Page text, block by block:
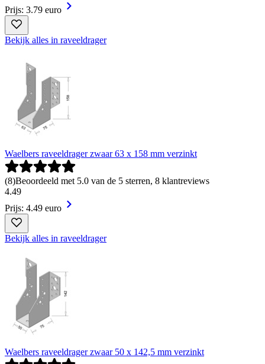
Prijs: 3.79 euro
Bekijk alles in raveeldrager
Waelbers raveeldrager zwaar 63 x 158 mm verzinkt
(8)Beoordeeld met 5.0 van de 5 sterren, 8 klantreviews
4.49
Prijs: 4.49 euro
Bekijk alles in raveeldrager
Waelbers raveeldrager zwaar 50 x 142,5 mm verzinkt